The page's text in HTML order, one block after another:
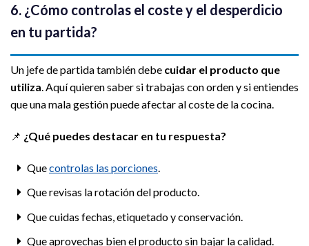
6. ¿Cómo controlas el coste y el desperdicio
en tu partida?
Un jefe de partida también debe cuidar el producto que
utiliza. Aquí quieren saber si trabajas con orden y si entiendes
que una mala gestión puede afectar al coste de la cocina.
📌 ¿Qué puedes destacar en tu respuesta?
Quecontrolas las porciones
Que revisas la rotación del producto.
Que cuidas fechas, etiquetado y conservación.
Que aprovechas bien el producto sin bajar la calidad.